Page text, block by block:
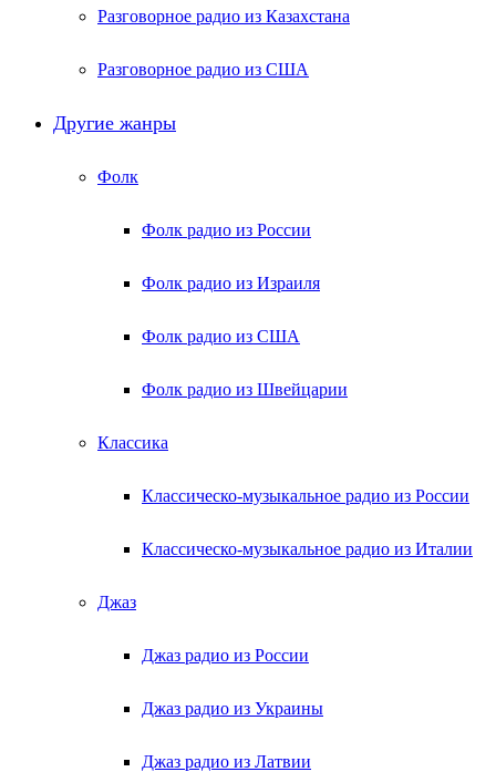
Разговорное радио из Казахстана
Разговорное радио из США
Другие жанры
Фолк
Фолк радио из России
Фолк радио из Израиля
Фолк радио из США
Фолк радио из Швейцарии
Классика
Классическо-музыкальное радио из России
Классическо-музыкальное радио из Италии
Джаз
Джаз радио из России
Джаз радио из Украины
Джаз радио из Латвии